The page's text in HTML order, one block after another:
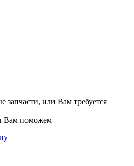
или Вам требуется
Вам поможем